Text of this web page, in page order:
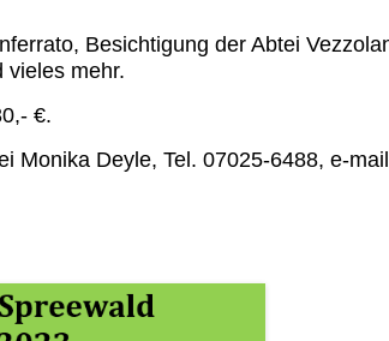
Besichtigung der Abtei
vieles mehr.
€.
Monika Deyle, Tel. 07025-6488, e-